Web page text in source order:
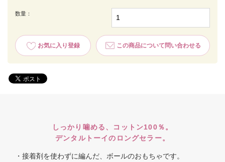
数量：
お気に入り登録 この商品について問い合わせる
しっかり噛める、コットン100％。
デンタルトーイのロングセラー。
・接着剤を使わずに編んだ、ボールのおもちゃです。